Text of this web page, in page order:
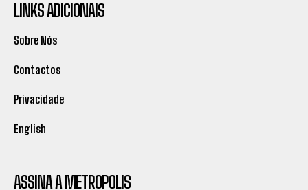
LINKS ADICIONAIS
Sobre Nós
Contactos
Privacidade
English
ASSINA A METROPOLIS